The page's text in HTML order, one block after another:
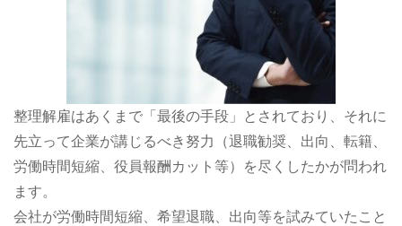
整理解雇はあくまで「最後の手段」とされており、それに
先立って企業が講じるべき努力（退職勧奨、出向、転籍、
労働時間短縮、役員報酬カット等）を尽くしたかが問われ
ます。
会社が労働時間短縮、希望退職、出向等を試みていたこと